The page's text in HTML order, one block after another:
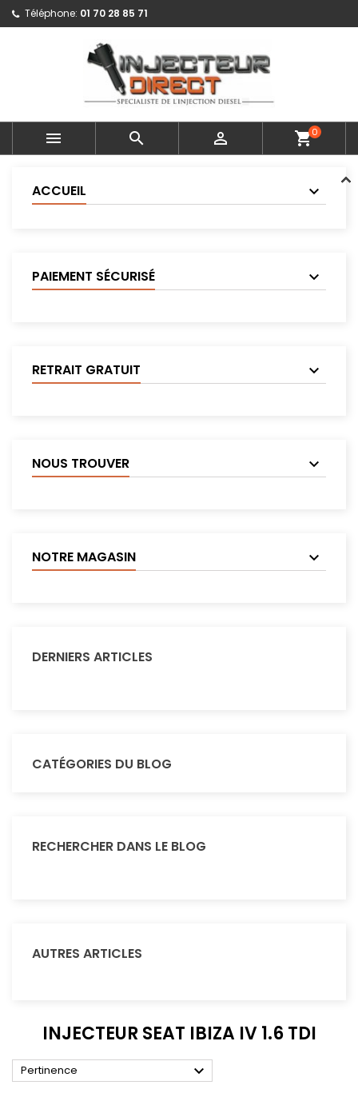
Téléphone: 01 70 28 85 71
   shopping_cart0
ACCUEIL
PAIEMENT SÉCURISÉ
RETRAIT GRATUIT
NOUS TROUVER
NOTRE MAGASIN
DERNIERS ARTICLES
CATÉGORIES DU BLOG
RECHERCHER DANS LE BLOG
AUTRES ARTICLES
INJECTEUR SEAT IBIZA IV 1.6 TDI
Pertinence 